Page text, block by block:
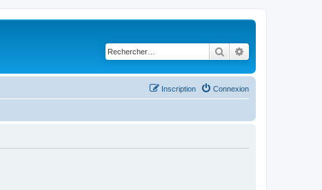
Rechercher
Connexion
Inscription